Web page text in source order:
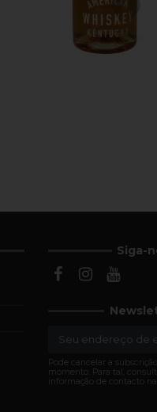
Siga-
Pode cancelar a
momento. Para tal,
informação de contacto na